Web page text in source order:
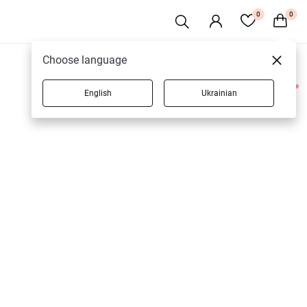
0 0
1 товарів
Choose language
English Ukrainian